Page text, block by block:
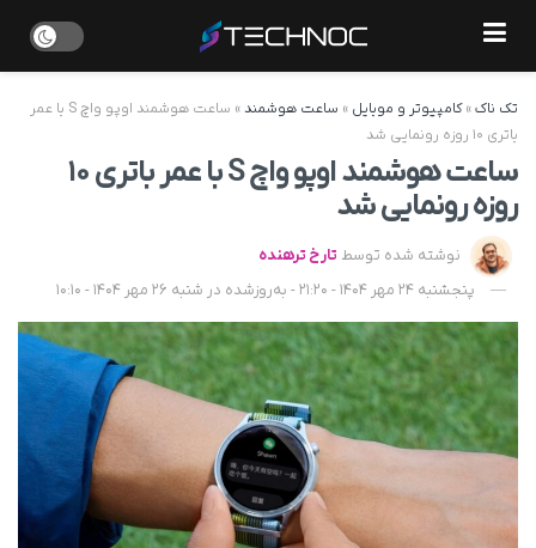
تک ناک»کامپیوتر و موبایل » ساعت هوشمند»
ساعت هوشمند اوپو واچ S با عمر
باتری ۱۰ روزه رونمایی شد
ساعت هوشمند اوپو واچ S با عمر باتری ۱۰
روزه رونمایی شد
نوشته شده توسط تارخ ترهنده
پنجشنبه 24 مهر 1404 - 21:20 - به‌روزشده در شنبه 26 مهر 1404 - 10:10